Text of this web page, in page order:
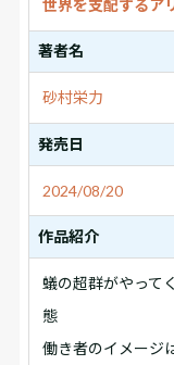
世界を支配するア
著者名
砂村栄力
発売日
2024/08/20
作品紹介
蟻の超群がやって
態
働き者のイメージ